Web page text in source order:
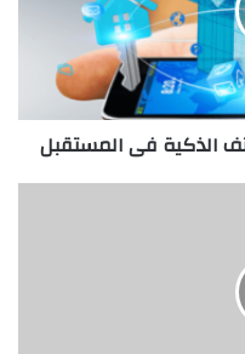
الذكية فى المستقبل